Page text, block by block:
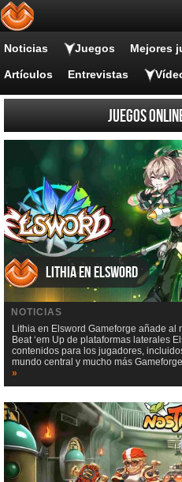
Noticias Juegos Mejores
Artículos Entrevistas
Juegos
Lithia en Elsword
NOTICIAS
Lithia en Elsword Gameforge añade
Beat ‘em Up de plataformas laterales
contenidos para los jugadores,
mundo central y mucho más
»